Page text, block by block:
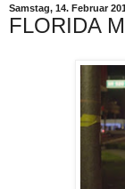
Samstag, 14. Februar
FLORIDA